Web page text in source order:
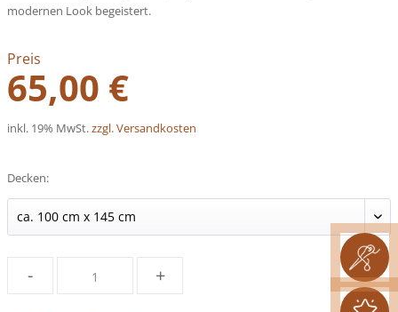
modernen Look begeistert.
Preis
65,00 €
inkl. 19% MwSt.zzgl. Versandkosten
Decken:
- +